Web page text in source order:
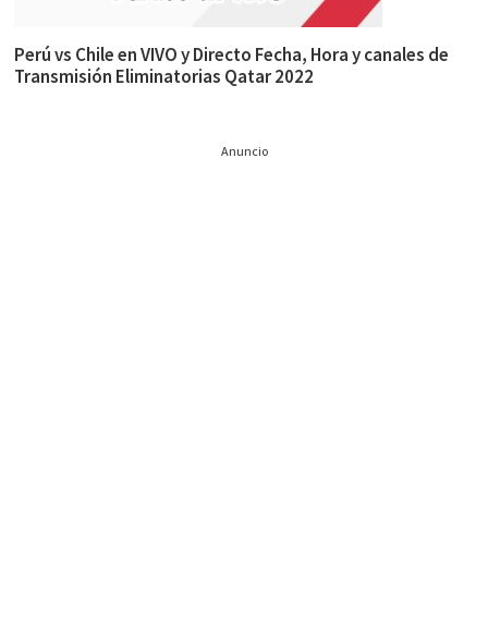
Perú vs Chile en VIVO y Directo Fecha, Hora y canales de
Transmisión Eliminatorias Qatar 2022
Anuncio